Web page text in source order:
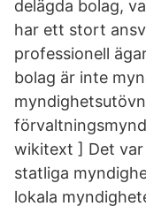
delägda bolag,
har ett stort
professionell
bolag är inte
wikitext ] Det
statliga
lokala